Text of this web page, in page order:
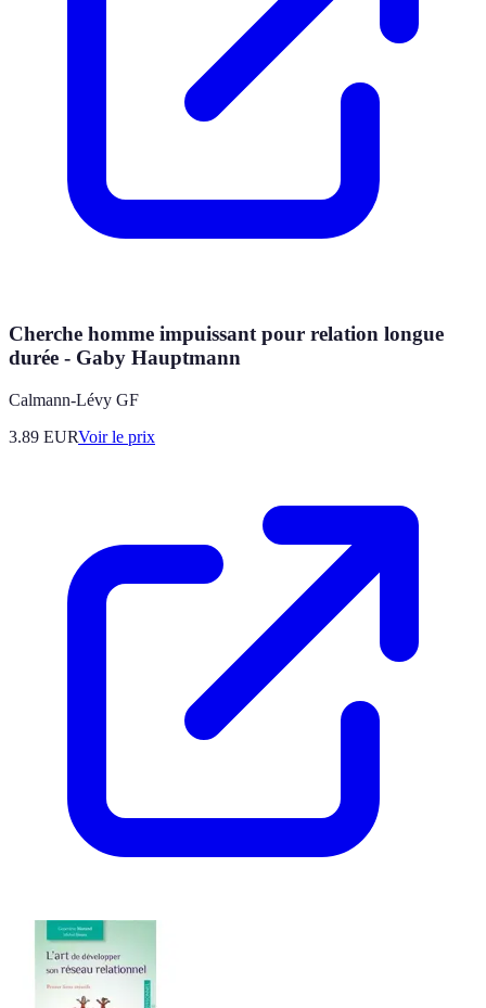
Cherche homme impuissant pour relation longue
durée - Gaby Hauptmann
Calmann-Lévy GF
3.89 EURVoir le prix